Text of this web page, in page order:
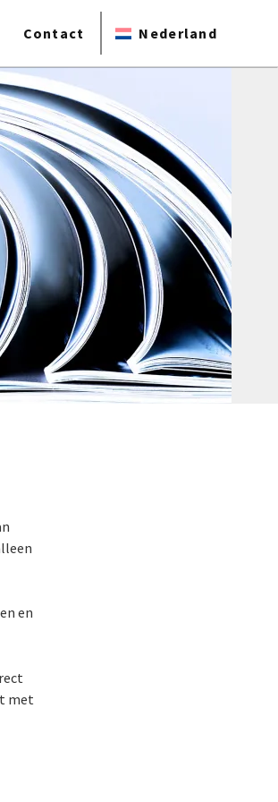
Contact Nederland
en
met